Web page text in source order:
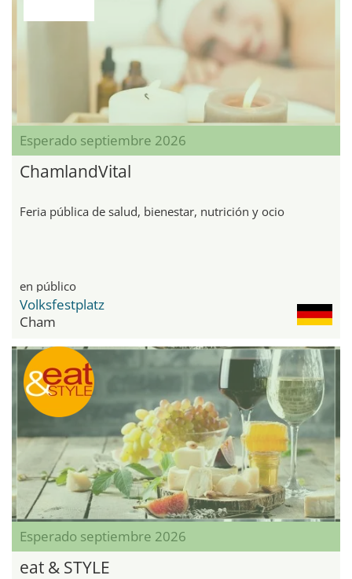
Esperado septiembre 2026
ChamlandVital
Feria pública de salud, bienestar, nutrición y ocio
en público
Volksfestplatz
Cham
Esperado septiembre 2026
eat & STYLE